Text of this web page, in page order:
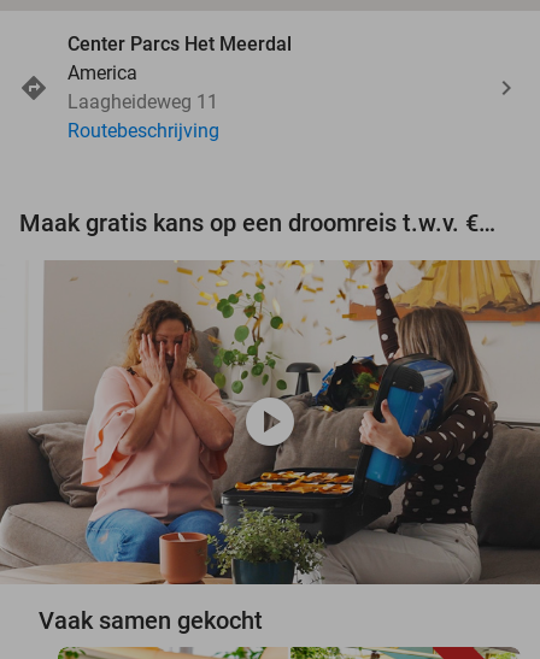
Center Parcs Het Meerdal
America
Laagheideweg 11
Routebeschrijving
Maak gratis kans op een droomreis t.w.v. €3.000!
play_circle
Vaak samen gekocht